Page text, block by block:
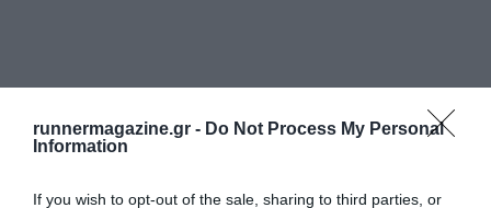
runnermagazine.gr - Do Not Process My Personal
Information
If you wish to opt-out of the sale, sharing to third parties, or